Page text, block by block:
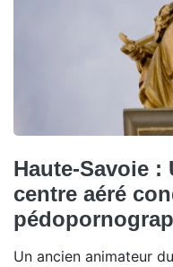
Haute-Savoie :
centre aéré
Un ancien animateur